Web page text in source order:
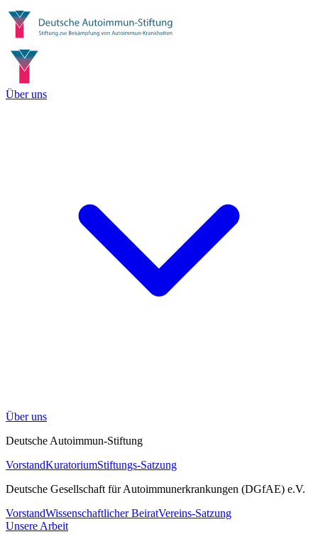
Über uns
Über uns
Deutsche Autoimmun-Stiftung
VorstandKuratoriumStiftungs-Satzung
Deutsche Gesellschaft für Autoimmunerkrankungen (DGfAE) e.V.
VorstandWissenschaftlicher BeiratVereins-Satzung
Unsere Arbeit